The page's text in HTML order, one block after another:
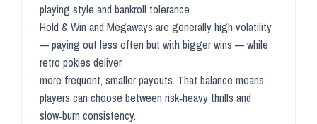
playing style and bankroll tolerance.
Hold & Win and Megaways are generally high volatility
— paying out less often but with bigger wins — while
retro pokies deliver
more frequent, smaller payouts. That balance means
players can choose between risk‑heavy thrills and
slow‑burn consistency.